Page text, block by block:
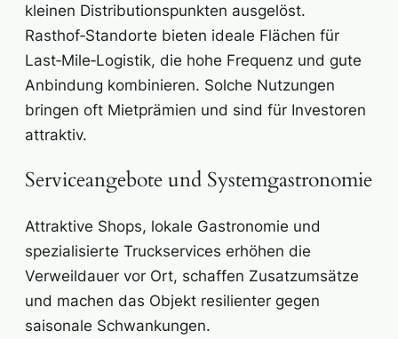
kleinen Distributionspunkten ausgelöst.
Rasthof‑Standorte bieten ideale Flächen für
Last‑Mile‑Logistik, die hohe Frequenz und gute
Anbindung kombinieren. Solche Nutzungen
bringen oft Mietprämien und sind für Investoren
attraktiv.
Serviceangebote und Systemgastronomie
Attraktive Shops, lokale Gastronomie und
spezialisierte Truckservices erhöhen die
Verweildauer vor Ort, schaffen Zusatzumsätze
und machen das Objekt resilienter gegen
saisonale Schwankungen.